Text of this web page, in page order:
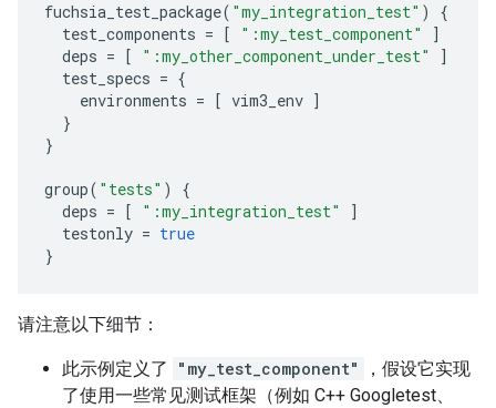
fuchsia_test_package( "my_integration_test" )
{
test_components = [ ":my_test_component"
]
deps = [ ":my_other_component_under_test"
]
test_specs = {
environments = [ vim3_env ]
}
}
group( "tests" )
{
deps = [ ":my_integration_test"
]
testonly = true
}
请注意以下细节：
此示例定义了 "my_test_component"
，假设它实现
了使用一些常见测试框架（例如 C++ Googletest、